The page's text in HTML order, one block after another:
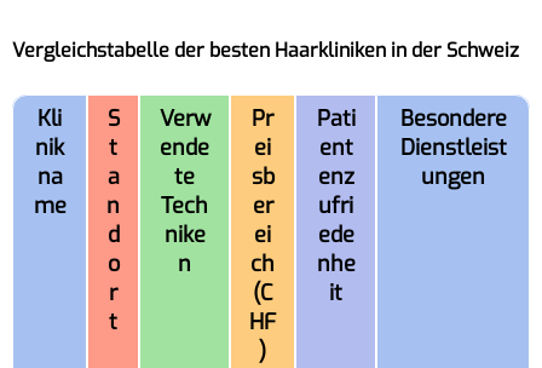
Vergleichstabelle der besten Haarkliniken in der Schweiz
Kli
nik
na
me
S
t
a
n
d
o
r
t
Verw
ende
te
Tech
nike
n
Pr
ei
sb
er
ei
ch
(C
HF
)
Pati
ent
enz
ufri
ede
nhe
it
Besondere
Dienstleist
ungen